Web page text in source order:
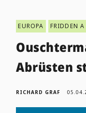
EUROPA FRIDDEN A
Abrüsten
RICHARD GRAF